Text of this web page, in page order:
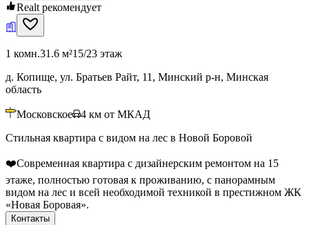
Realt рекомендует
1 комн.31.6 м²15/23 этаж
д. Копище, ул. Братьев Райт, 11, Минский р-н, Минская
область
Московское 4 км от МКАД
Стильная квартира с видом на лес в Новой Боровой
❤️Современная квартира с дизайнерским ремонтом на 15
этаже, полностью готовая к проживанию, с панорамным
видом на лес и всей необходимой техникой в престижном ЖК
«Новая Боровая».
Контакты